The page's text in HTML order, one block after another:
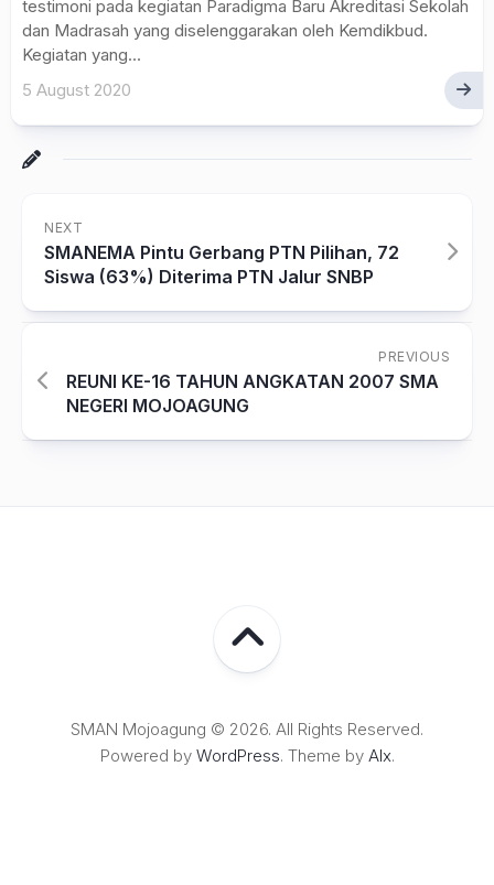
testimoni pada kegiatan Paradigma Baru Akreditasi Sekolah
dan Madrasah yang diselenggarakan oleh Kemdikbud.
Kegiatan yang...
5 August 2020
NEXT
SMANEMA Pintu Gerbang PTN Pilihan, 72
Siswa (63%) Diterima PTN Jalur SNBP
PREVIOUS
REUNI KE-16 TAHUN ANGKATAN 2007 SMA
NEGERI MOJOAGUNG
SMAN Mojoagung © 2026. All Rights Reserved.
Powered by WordPress. Theme by Alx.